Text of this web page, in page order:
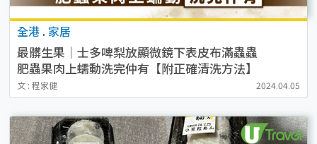
全港 . 家居
最髒生果｜士多啤梨放顯微鏡下表皮布滿蟲蟲
肥蟲果肉上蠕動洗完仲有【附正確清洗方法】
文 : 程家健 2024.04.05